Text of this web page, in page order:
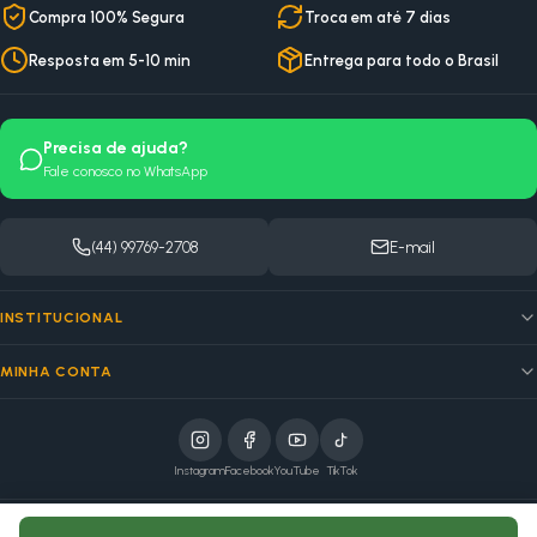
Compra 100% Segura Troca em até 7 dias
Resposta em 5-10 min Entrega para todo o Brasil
Precisa de ajuda?
Fale conosco no WhatsApp
(44) 99769-2708 E-mail
INSTITUCIONAL
MINHA CONTA
InstagramFacebookYouTube TikTok